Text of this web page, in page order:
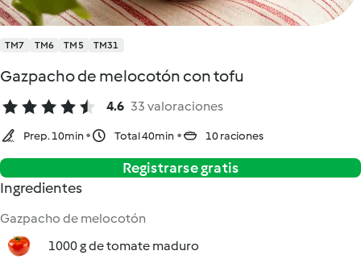
TM7 TM6 TM5 TM31
Gazpacho de melocotón con tofu
4.6 33 valoraciones
Prep. 10min Total 40min 10 raciones
Registrarse gratis
Ingredientes
Gazpacho de melocotón
1000 g de tomate maduro